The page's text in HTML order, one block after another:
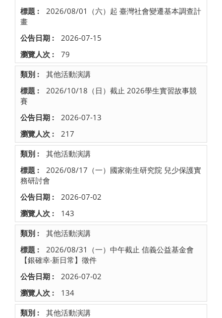
2026/08/01（六）起 臺灣社會變遷基本調查計
畫
2026-07-15
79
其他活動演講
2026/10/18（日）截止 2026學生實習故事競
賽
2026-07-13
217
其他活動演講
2026/08/17（一）國家衛生研究院 兒少保護實
務研討會
2026-07-02
143
其他活動演講
2026/08/31（一）中午截止 信義公益基金會
【銀確幸‧新日常】徵件
2026-07-02
134
其他活動演講